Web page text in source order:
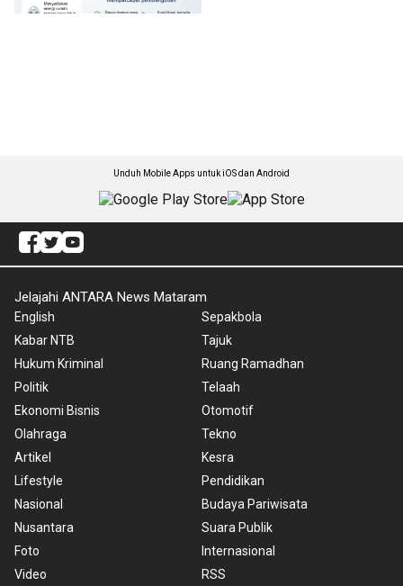
Unduh Mobile Apps untuk iOS dan Android
Jelajahi ANTARA News Mataram
English
Kabar NTB
Hukum Kriminal
Politik
Ekonomi Bisnis
Olahraga
Artikel
Lifestyle
Nasional
Nusantara
Foto
Video
Sepakbola
Tajuk
Ruang Ramadhan
Telaah
Otomotif
Tekno
Kesra
Pendidikan
Budaya Pariwisata
Suara Publik
Internasional
RSS